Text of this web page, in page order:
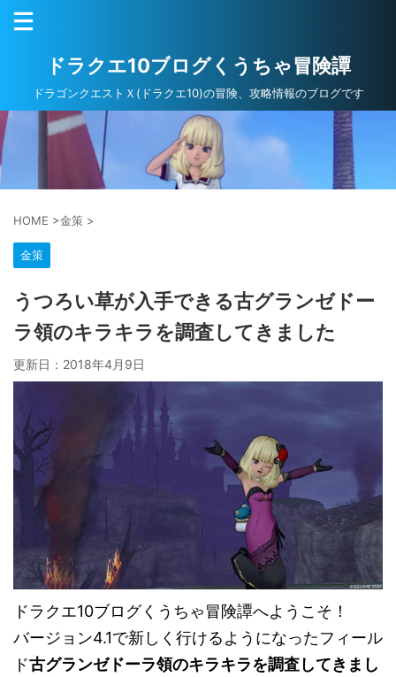
ドラクエ10ブログくうちゃ冒険譚
ドラゴンクエストＸ(ドラクエ10)の冒険、攻略情報のブログです
HOME >金策 >
金策
うつろい草が入手できる古グランゼドー
ラ領のキラキラを調査してきました
更新日： 2018年4月9日
ドラクエ10ブログくうちゃ冒険譚へようこそ！
バージョン4.1で新しく行けるようになったフィール
ド古グランゼドーラ領のキラキラを調査してきまし